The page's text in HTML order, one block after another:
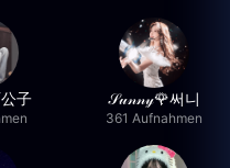
子 𝒮𝓊𝓃𝓃𝓎🌹써니
361 Aufnahmen